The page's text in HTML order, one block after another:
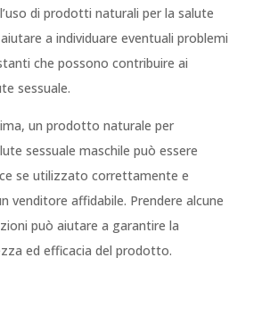
di prodotti naturali per la salute
a individuare eventuali problemi
che possono contribuire ai
sessuale.
un prodotto naturale per
sessuale maschile può essere
se utilizzato correttamente e
venditore affidabile. Prendere alcune
può aiutare a garantire la
ed efficacia del prodotto.